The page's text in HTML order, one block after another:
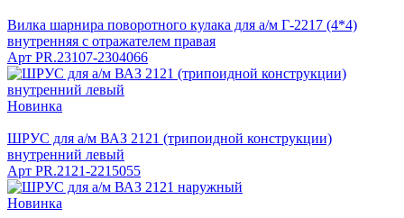
Вилка шарнира поворотного кулака для а/м Г-2217 (4*4)
внутренняя с отражателем правая
Арт PR.23107-2304066
Новинка
ШРУС для а/м ВАЗ 2121 (трипоидной конструкции)
внутренний левый
Арт PR.2121-2215055
Новинка